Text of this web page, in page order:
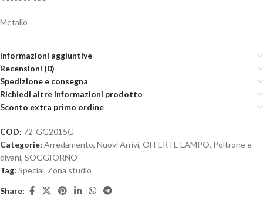
Metallo
Informazioni aggiuntive
Recensioni (0)
Spedizione e consegna
Richiedi altre informazioni prodotto
Sconto extra primo ordine
COD: 72-GG2015G
Categorie: Arredamento, Nuovi Arrivi, OFFERTE LAMPO, Poltrone e
divani, SOGGIORNO
Tag: Special, Zona studio
Share: